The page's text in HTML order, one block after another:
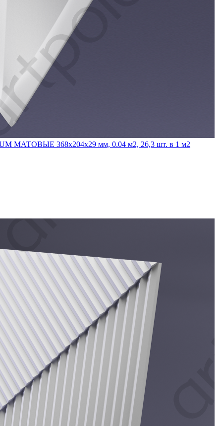
МАТОВЫЕ 368x204x29 мм, 0.04 м2, 26,3 шт. в 1 м2